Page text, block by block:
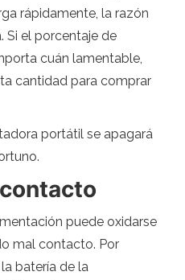
rápidamente, la razón
Si el porcentaje de
cuán lamentable,
cantidad para comprar
portátil se apagará
puede oxidarse
mal contacto. Por
batería de la